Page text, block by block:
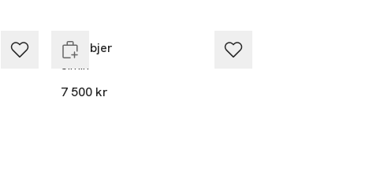
Rodebjer
Jimin
7 500 kr